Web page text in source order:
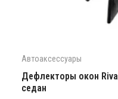
Автоаксессуары
Дефлекторы окон
седан